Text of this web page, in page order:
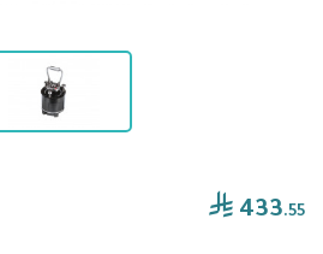
433.55